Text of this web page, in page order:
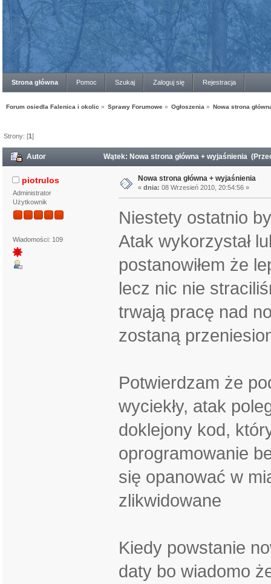
Strona główna Pomoc Szukaj Zaloguj się Rejestracja
Forum osiedla Falenica i okolic » Sprawy Forumowe » Ogłoszenia » Nowa strona
Strony: [1]
Autor Wątek: Nowa strona główna + wyjaśnienia
piotrulos
Administrator
Użytkownik
Wiadomości: 109
Nowa strona główna + wyjaśnienia
« dnia: 08 Wrzesień 2010, 20:54:56 »
Niestety ostatnio
Atak wykorzystał
postanowiłem że
lecz nic nie
trwają pracę nad
zostaną
Potwierdzam że
wyciekły, atak
doklejony kod,
oprogramowanie
się opanować w
zlikwidowane
Kiedy powstanie
daty bo wiadomo